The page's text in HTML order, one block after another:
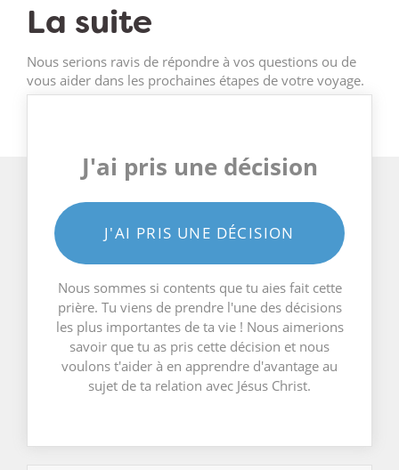
La suite
Nous serions ravis de répondre à vos questions ou de
vous aider dans les prochaines étapes de votre voyage.
J'ai pris une décision
J'AI PRIS UNE DÉCISION
Nous sommes si contents que tu aies fait cette
prière. Tu viens de prendre l'une des décisions
les plus importantes de ta vie ! Nous aimerions
savoir que tu as pris cette décision et nous
voulons t'aider à en apprendre d'avantage au
sujet de ta relation avec Jésus Christ.